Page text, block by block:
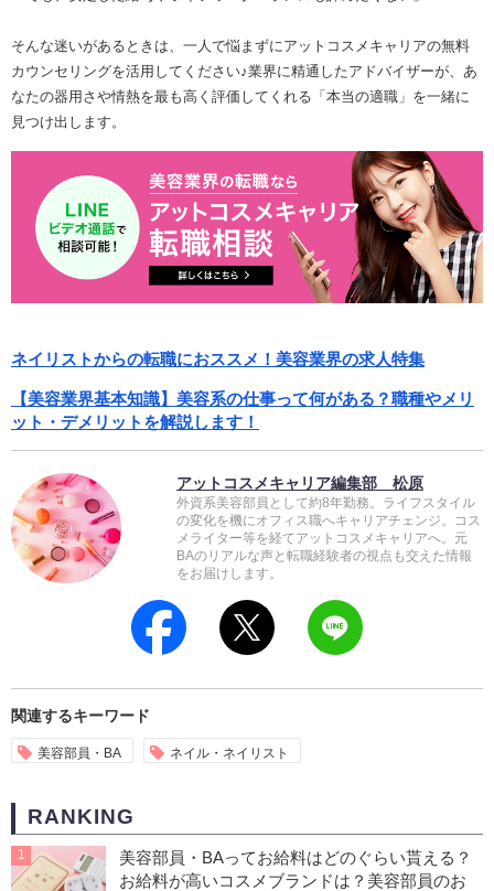
そんな迷いがあるときは、一人で悩まずにアットコスメキャリアの無料
カウンセリングを活用してください♪業界に精通したアドバイザーが、あ
なたの器用さや情熱を最も高く評価してくれる「本当の適職」を一緒に
見つけ出します。
ネイリストからの転職におススメ！美容業界の求人特集
【美容業界基本知識】美容系の仕事って何がある？職種やメリ
ット・デメリットを解説します！
アットコスメキャリア編集部 松原
外資系美容部員として約8年勤務。ライフスタイル
の変化を機にオフィス職へキャリアチェンジ。コス
メライター等を経てアットコスメキャリアへ。元
BAのリアルな声と転職経験者の視点も交えた情報
をお届けします。
関連するキーワード
美容部員・BA ネイル・ネイリスト
RANKING
1
美容部員・BAってお給料はどのぐらい貰える？
お給料が高いコスメブランドは？美容部員のお